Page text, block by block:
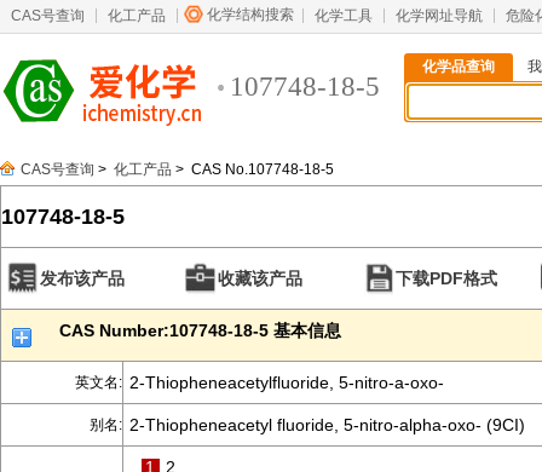
CAS号查询 化工产品 化学结构搜索 化学工具 化学网址导航 危险
107748-18-5
化学品查询
CAS号查询 > 化工产品 > CAS No.107748-18-5
107748-18-5
发布该产品 收藏该产品 下载PDF格式
CAS Number:107748-18-5 基本信息
英文名: 2-Thiopheneacetylfluoride, 5-nitro-a-oxo-
别名: 2-Thiopheneacetyl fluoride, 5-nitro-alpha-oxo- (9CI)
1 2